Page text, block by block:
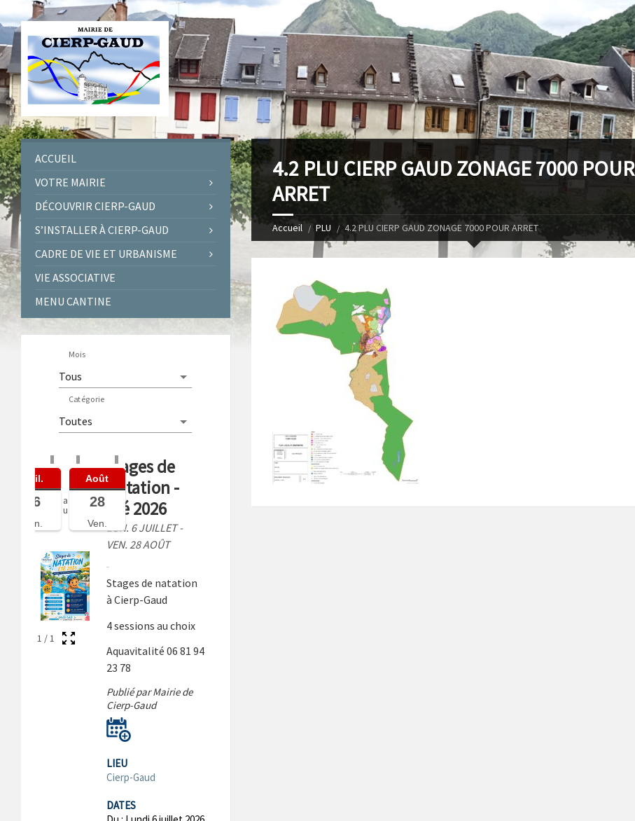
4.2 PLU CIERP GAUD ZONAGE 7000 POUR
ARRET
Accueil PLU 4.2 PLU CIERP GAUD ZONAGE 7000 POUR ARRET
ACCUEIL
VOTRE MAIRIE
DÉCOUVRIR CIERP-GAUD
S’INSTALLER À CIERP-GAUD
CADRE DE VIE ET URBANISME
VIE ASSOCIATIVE
MENU CANTINE
Mois
Catégorie
Juil.
06
Lun.
a
u
Août
28
Ven.
1 /1
Stages de
Natation -
Été 2026
LUN. 6 JUILLET -
VEN. 28 AOÛT
Stages de natation
à Cierp-Gaud
4 sessions au choix
Aquavitalité 06 81 94
23 78
Publié par Mairie de
Cierp-Gaud
LIEU
Cierp-Gaud
DATES